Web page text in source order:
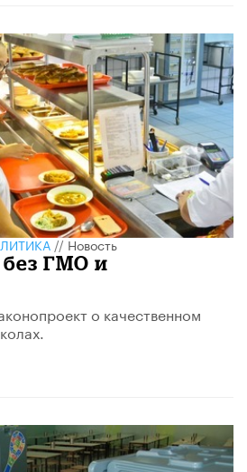
//Новость
без ГМО и
о качественном